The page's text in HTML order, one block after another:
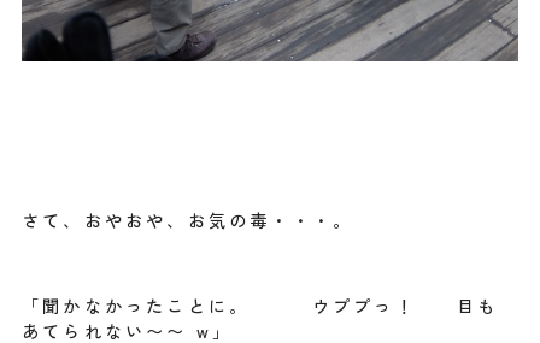
さて、おやおや、お気の毒・・・。
「聞かなかったことに。 ウププっ！ 目も
あてられない〜〜 w」